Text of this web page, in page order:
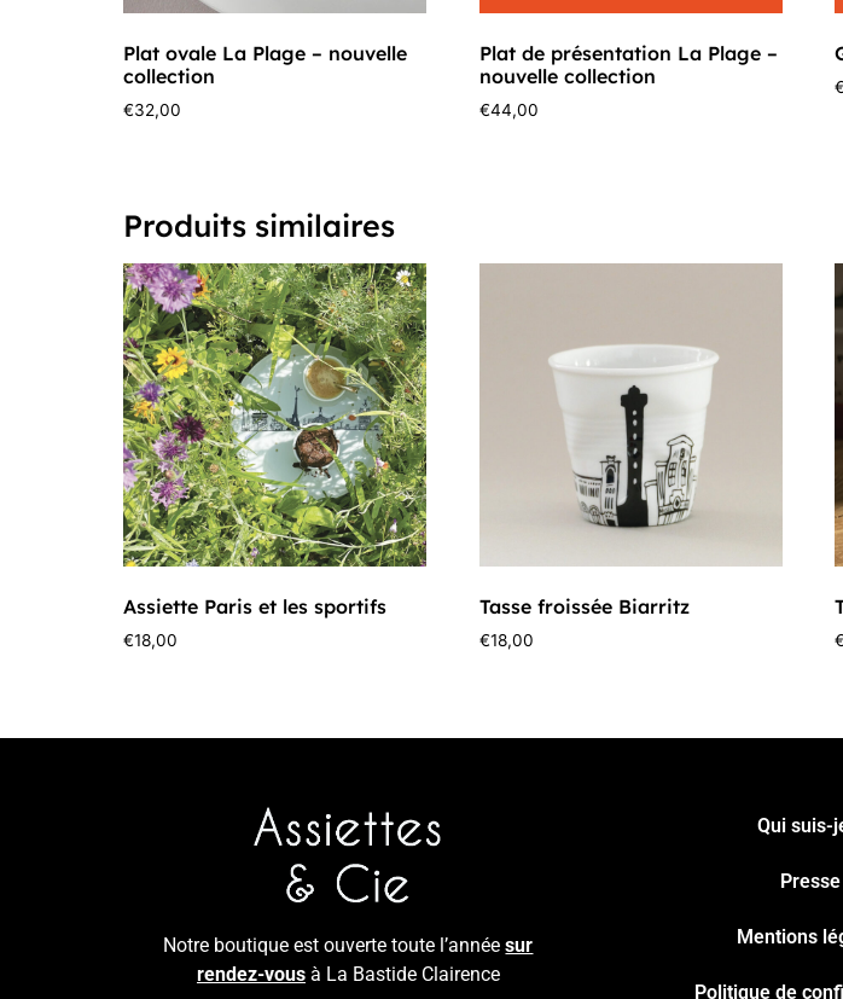
Plat ovale La Plage – nouvelle
collection
€32,00
Plat de présentation La Plage –
nouvelle collection
€44,00
Produits similaires
Assiette Paris et les sportifs
€18,00
Tasse froissée Biarritz
€18,00
Notre boutique est ouverte toute l’annéesur
rendez-vousà La Bastide Clairence
Qui suis-
Presse
Mentions
Politique de